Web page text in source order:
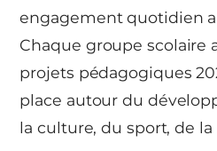
engagement quotidien
Chaque groupe scolaire
projets pédagogiques
place autour du
la culture, du sport, de